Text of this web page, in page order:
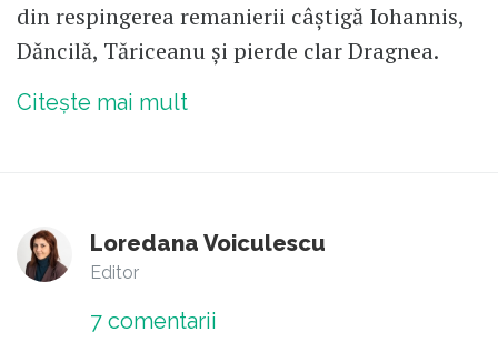
din respingerea remanierii câştigă Iohannis,
Dăncilă, Tăriceanu şi pierde clar Dragnea.
Citește mai mult
Loredana Voiculescu
Editor
7 comentarii